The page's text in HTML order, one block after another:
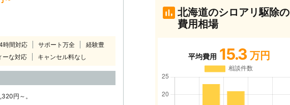
時間対応 サポート万全
経験豊
ーな対応 キャンセル料なし
円～。
北海道のシロアリ駆除の
費用相場
平均費用 15.3 万円